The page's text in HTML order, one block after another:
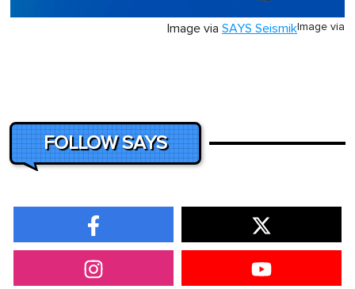
Image via SAYS SeismikImage via
FOLLOW SAYS